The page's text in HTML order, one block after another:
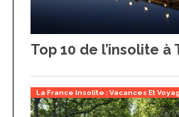
Top 10 de l’insolite à
La France Insolite : Vacances Et